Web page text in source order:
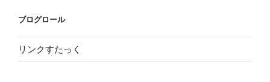
ブログロール
リンクすたっく